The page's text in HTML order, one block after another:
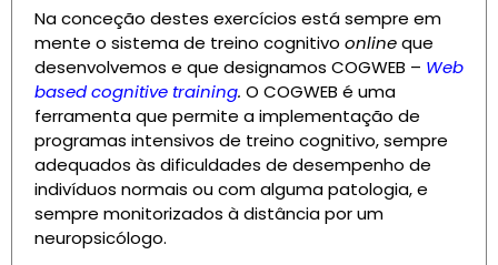
Na conceção destes exercícios está sempre em
mente o sistema de treino cognitivo onlineque
desenvolvemos e que designamos COGWEB – Web
based cognitive training. O COGWEB é uma
ferramenta que permite a implementação de
programas intensivos de treino cognitivo, sempre
adequados às dificuldades de desempenho de
indivíduos normais ou com alguma patologia, e
sempre monitorizados à distância por um
neuropsicólogo.